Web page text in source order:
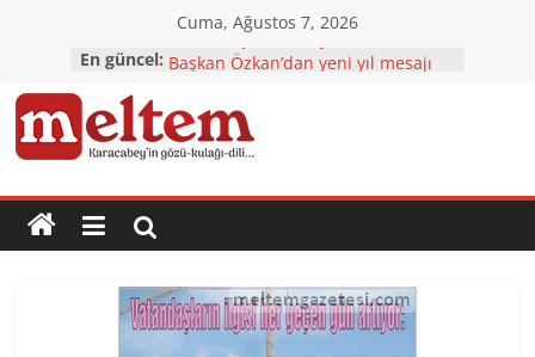
Cuma, Ağustos 7, 2026
En güncel: CHP’den çok özel ziyaretler
Başkan Özkan’dan yeni yıl mesajı
Karacabey’in çehresi yatırımlarla
değişiyor
NORMALLEŞTİĞİ YIL Olacak
Karacabey
Meltem
Gazetesi
Karacabey'in